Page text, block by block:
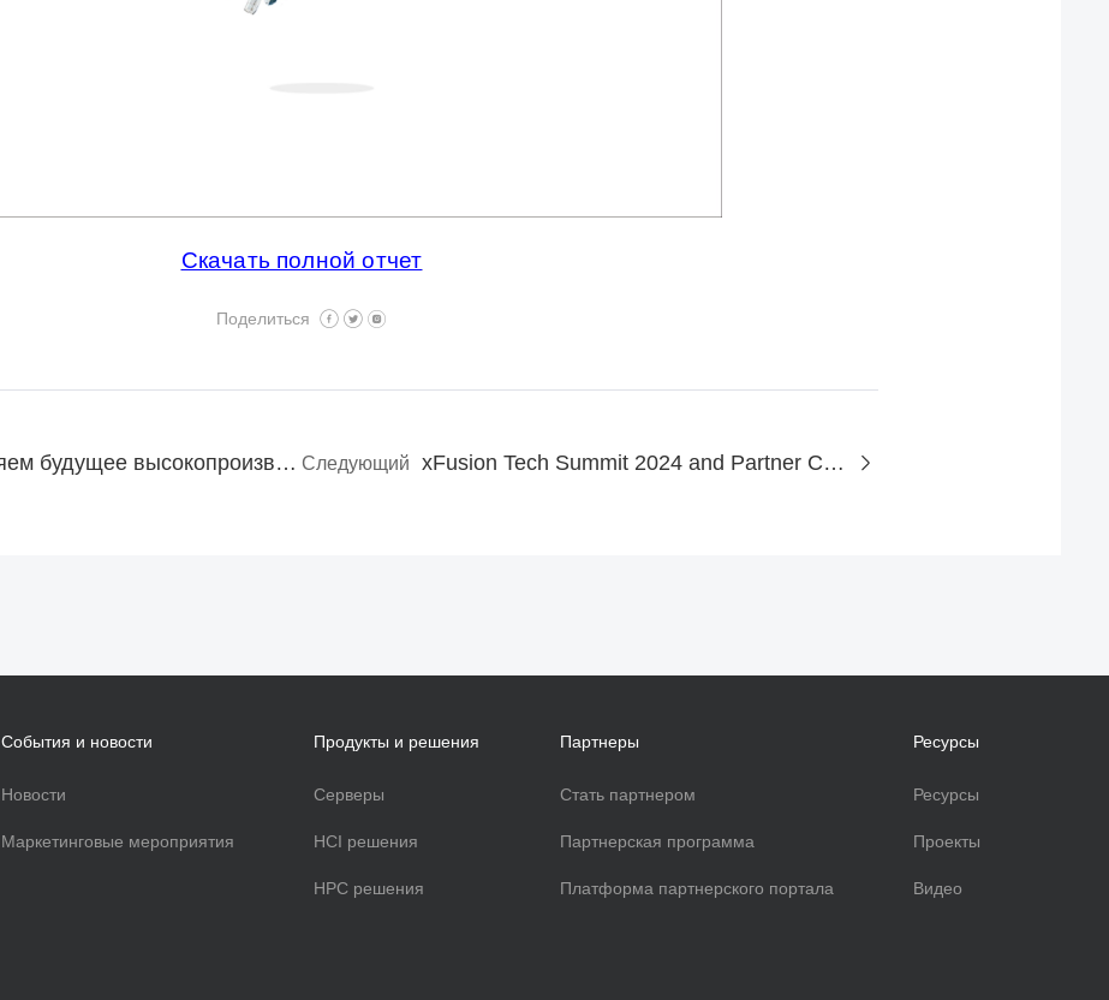
Скачать полной отчет
Поделиться
Представляем будущее высокопроизводительных компьютеров с xFusion на ISC 2024 Следующий xFusion Tech Summit 2024 and Partner Conference Successfully Concluded
События и новости
Новости
Маркетинговые мероприятия
Продукты и решения
Серверы
HCI решения
HPC решения
Партнеры
Стать партнером
Партнерская программа
Платформа партнерского портала
Ресурсы
Ресурсы
Проекты
Видео